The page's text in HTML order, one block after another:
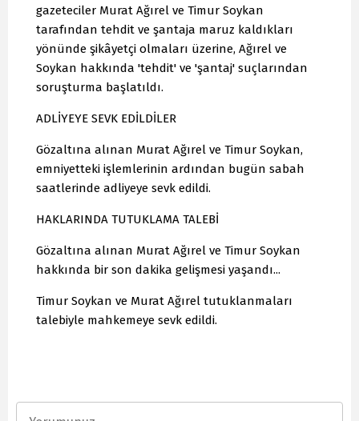
gazeteciler Murat Ağırel ve Timur Soykan
tarafından tehdit ve şantaja maruz kaldıkları
yönünde şikâyetçi olmaları üzerine, Ağırel ve
Soykan hakkında 'tehdit' ve 'şantaj' suçlarından
soruşturma başlatıldı.
ADLİYEYE SEVK EDİLDİLER
Gözaltına alınan Murat Ağırel ve Timur Soykan,
emniyetteki işlemlerinin ardından bugün sabah
saatlerinde adliyeye sevk edildi.
HAKLARINDA TUTUKLAMA TALEBİ
Gözaltına alınan Murat Ağırel ve Timur Soykan
hakkında bir son dakika gelişmesi yaşandı...
Timur Soykan ve Murat Ağırel tutuklanmaları
talebiyle mahkemeye sevk edildi.